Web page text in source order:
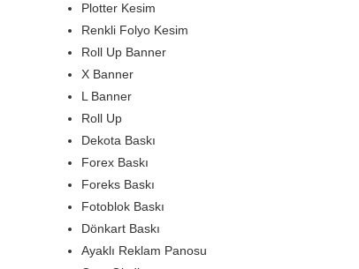
Plotter Kesim
Renkli Folyo Kesim
Roll Up Banner
X Banner
L Banner
Roll Up
Dekota Baskı
Forex Baskı
Foreks Baskı
Fotoblok Baskı
Dönkart Baskı
Ayaklı Reklam Panosu